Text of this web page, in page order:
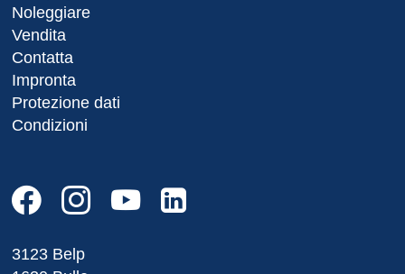
Noleggiare
Vendita
Contatta
Impronta
Protezione dati
Condizioni
3123 Belp